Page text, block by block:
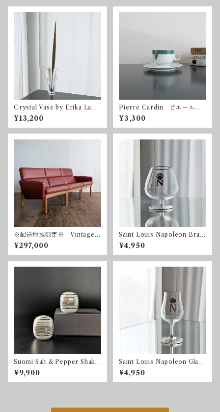
Crystal Vase by Erika Lage
rbielke for Orrefors
¥13,200
Pierre Cardin ピエール・
カルダン ノリタケ カップ
＆ソーサー
¥3,300
※配送地域限定※ Vintage
Modular Sofa by Dan Svart
h for Fredericia デンマー
ク フレデリシア
¥297,000
Saint Louis Napoleon Bran
dy Glass サンルイ ナポレ
オン フランス ブランデ
ー クリスタル
¥4,950
Suomi Salt & Pepper Shake
rs by Timo Sarpaneva for
Rosenthal Studio Linie 25
周年記念 ローゼンタール
¥9,900
Saint Louis Napoleon Glass
サンルイ ナポレオン フ
ランス クリスタル
¥4,950